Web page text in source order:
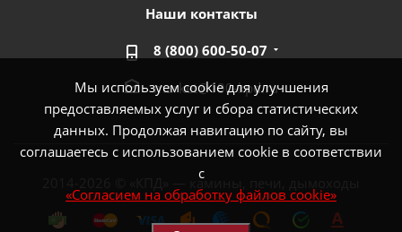
Мы используем cookie для улучшения
предоставляемых услуг и сбора статистических
данных. Продолжая навигацию по сайту, вы
соглашаетесь с использованием cookie в соответствии
с
«Согласием на обработку файлов cookie»
Наши контакты
8 (800) 600-50-07
market@100-kpd.ru
2014-2026 © «КПД» — камины, печи, дымоходы